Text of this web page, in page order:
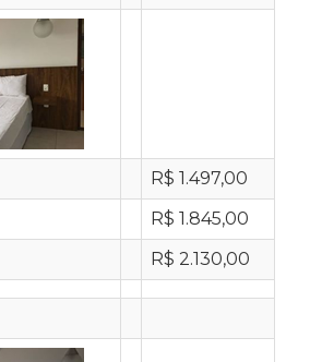
R$ 1.497,00
R$ 1.845,00
R$ 2.130,00